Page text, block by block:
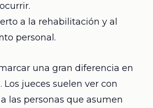
a la rehabilitación y al
personal.
una gran diferencia en
Los jueces suelen ver con
las personas que asumen